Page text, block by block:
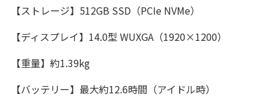
【ストレージ】512GB SSD（PCIe NVMe）
【ディスプレイ】14.0型 WUXGA（1920×1200）
【重量】約1.39kg
【バッテリー】最大約12.6時間（アイドル時）